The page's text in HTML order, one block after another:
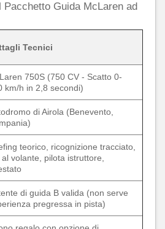
Pacchetto Guida McLaren ad
Tecnici
750S (750 CV - Scatto 0-
km/h in 2,8 secondi)
di Airola (Benevento,
teorico, ricognizione tracciato,
volante, pilota istruttore,
di guida B valida (non serve
pregressa in pista)